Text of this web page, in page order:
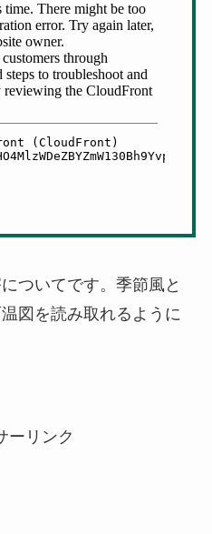
ついてです。季節風と
図を読み取れるように
ーリンク